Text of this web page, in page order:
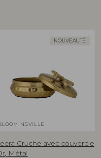
NOUVEAUTÉ
Cruche avec couvercle
Métal